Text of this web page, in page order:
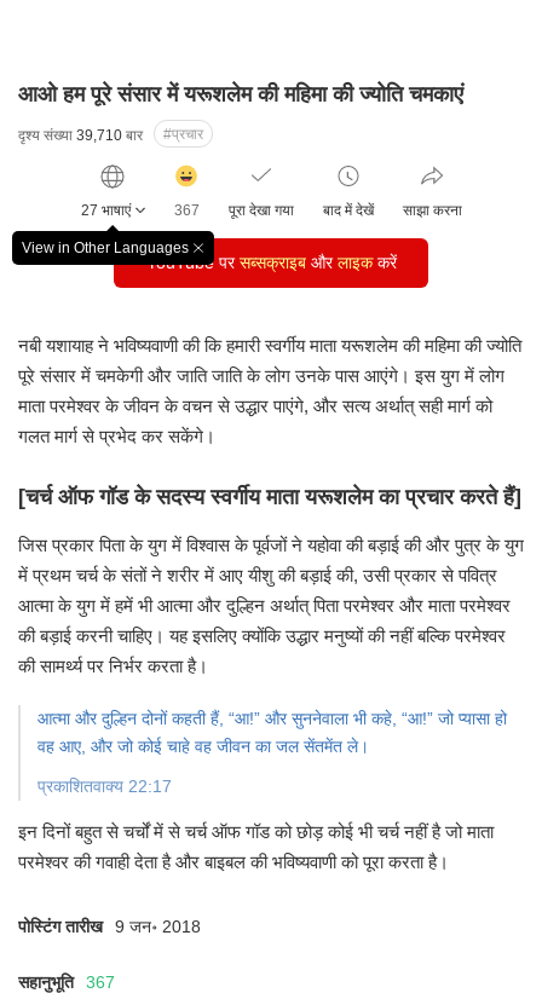
आओ हम पूरे संसार में यरूशलेम की महिमा की ज्योति चमकाएं
दृश्य संख्या 39,710 बार #प्रचार
27 भाषाएं
View in Other Languages
창
릭
수
367 पूरा देखा गया बाद में देखें साझा करना
YouTube परसब्सक्राइबऔरलाइककरें
नबी यशायाह ने भविष्यवाणी की कि हमारी स्वर्गीय मातायरूशलेम की महिमा की ज्योति
पूरे संसार में चमकेगीऔर जाति जाति के लोग उनके पास आएंगे। इस युग में लोग
माता परमेश्वर के जीवन के वचन से उद्धार पाएंगे, और सत्य अर्थात् सही मार्ग को
गलत मार्ग से प्रभेद कर सकेंगे।
[चर्च ऑफ गॉड के सदस्य स्वर्गीय माता यरूशलेम का प्रचार करते हैं]
जिस प्रकार पिता के युग में विश्वास के पूर्वजों ने यहोवा की बड़ाई कीऔर पुत्र के युग
में प्रथम चर्च के संतों ने शरीर में आए यीशु की बड़ाई की, उसी प्रकार से पवित्र
आत्मा के युग में हमें भी आत्मा और दुल्हिन अर्थात् पिता परमेश्वर और माता परमेश्वर
की बड़ाई करनी चाहिए। यह इसलिए क्योंकि उद्धार मनुष्यों की नहींबल्कि परमेश्वर
की सामर्थ्य पर निर्भर करता है।
आत्मा और दुल्हिन दोनों कहती हैं, “आ!” और सुननेवाला भी कहे, “आ!” जो प्यासा हो
वह आए, और जो कोई चाहे वह जीवन का जल सेंतमेंत ले।
प्रकाशितवाक्य 22:17
इन दिनों बहुत से चर्चों में से चर्च ऑफ गॉड को छोड़कोई भी चर्च नहीं है जो माता
परमेश्वर की गवाही देता हैऔर बाइबल की भविष्यवाणी को पूरा करता है।
पोस्टिंग तारीख 9 जन॰ 2018
सहानुभूति 367